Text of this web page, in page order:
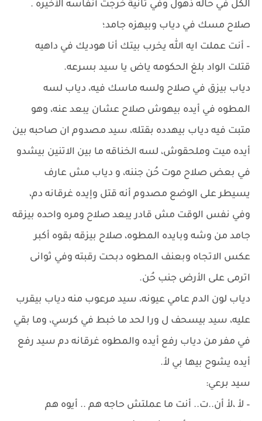
الكل في حاله ذهول وفي ثانية خرجت أنفاسه الأخيره .
صلاح مسك في دياب وبيهزه جامد؛
– أنت عملت ايه الله يخرب بيتك أنا هوديك في داهيه
قتلت الواد بلغ الحكومه ياض يا سيد بسرعه.
دياب بيزق في صلاح ولسه ماسك فيه، دياب لسه
المطوه في أيده بيهوش صلاح عشان يبعد عنه، وهو
متبت فيه دياب بيهدده بقتله، سيد مصدوم ان صاحبه بين
أيده ميت وملحقوش، لسه الخناقه ما بين الاتنين بيشدو
في بعض صلاح موت حُن جننه، و دياب مش عارف
يسيطر على الوضع مصدوم أنه قتل وإيده غرقانه دم،
وفي نفس الوقت مش قادر يبعد صلاح ومره واحده بيزقه
جامد من وشه وبايده المطوه، صلاح بيزقه بقوه أكبر
عكس الاتجاه وبعنف المطوه دبحت رقبته وفي ثوانى
اترمى على الأرض جنب حُن.
دياب لون الدم عامي عيونه، سيد مرعوب منه دياب بيقرب
عليه، سيد بيسحف ل ورا لحد ما خبط في كرسي، وما بقي
في مفر من دياب رفع أيده والمطوه غرقانه دم سيد رفع
أيده يشوح بيها بي لأ.
سيد برعي:
– لأ ،لأ أن..ت.. أنت ما عملتش حاجه هم .. أيوه هم